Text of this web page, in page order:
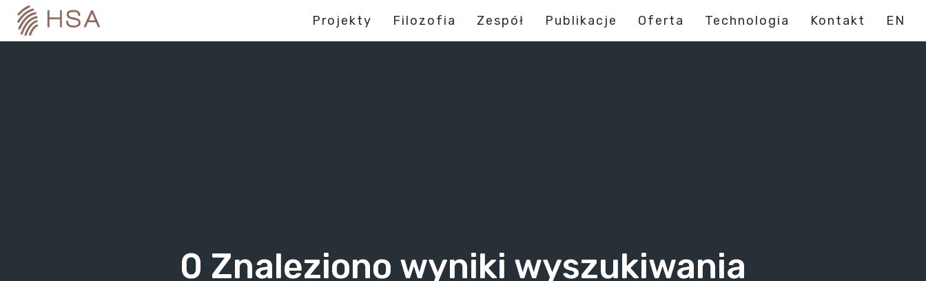
content
Projekty Filozofia Zespół Publikacje Oferta Technologia Kontakt EN
0 Znaleziono wyniki wyszukiwania